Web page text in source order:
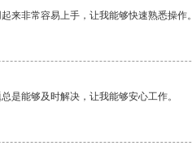
来非常容易上手，让我能够快速熟悉操作。
是能够及时解决，让我能够安心工作。